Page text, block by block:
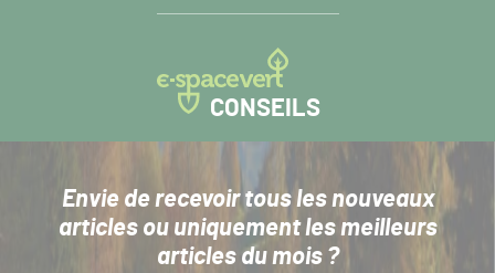
CONSEILS
Envie de recevoir tous les nouveaux
articlesou uniquement les meilleurs
articles du mois ?